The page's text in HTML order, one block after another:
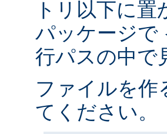
トリ以下に
パッケージで
行パスの中で
ファイルを作
てください。